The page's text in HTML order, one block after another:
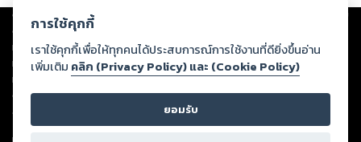
Copyright © 2026
ต่อผลงานหรือเนื้อหาใดที่อัปโหลดผ่านเว็บไซต์และปรากฏว่าละเมิดสิทธิใน
ทรัพย์สินทางปัญญาของบุคคลอื่นหรือขัดต่อกฎหมายและศีลธรรม ดังนั้น ผู้อ่าน
ทุกท่านโปรดใช้วิจารณญาณในการกลั่นกรองด้วยตนเอง และหากท่านพบว่าส่วน
หนึ่งส่วนใดขัดต่อกฎหมายและศีลธรรม กรุณาแจ้งมายังบริษัท เพื่อทีมงานจะได้
ดำเนินการในทันที ทั้งนี้ ทางสตอรี่ล็อกขอสงวนลิขสิทธิ์ตามพระราชบัญญัติ
ลิขสิทธิ์ พ.ศ. 2537 (ฉบับล่าสุด)
การใช้คุกกี้
เราใช้คุกกี้เพื่อให้ทุกคนได้ประสบการณ์การใช้งานที่ดียิ่งขึ้นอ่าน
เพิ่มเติม คลิก (Privacy Policy) และ (Cookie Policy)
ยอมรับ